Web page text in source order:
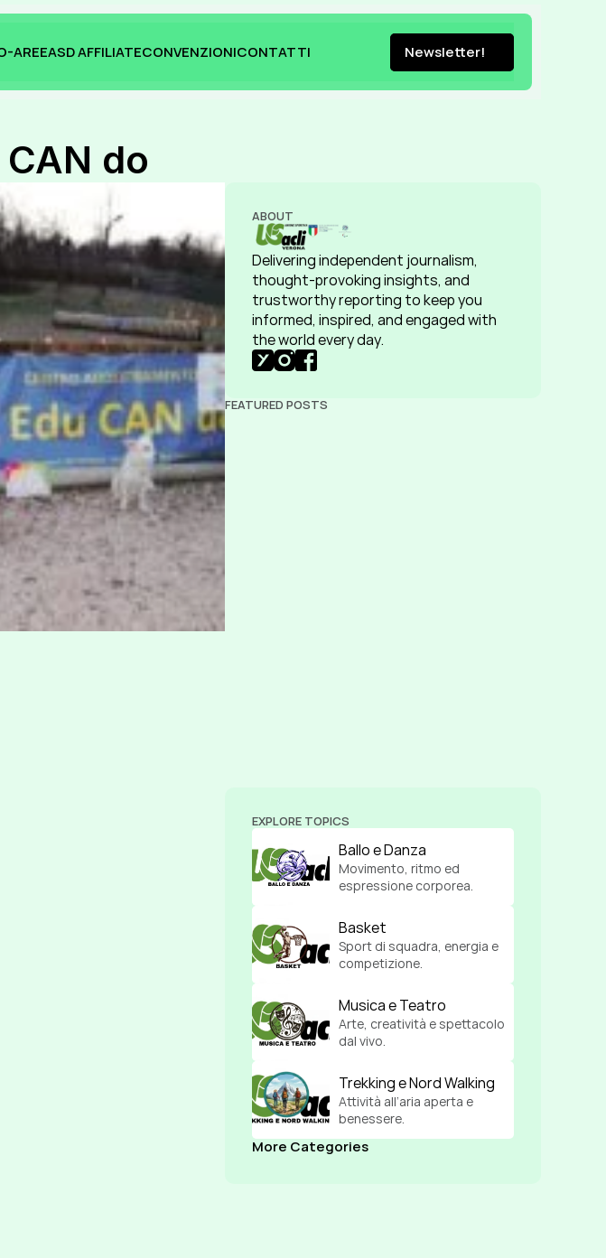
AREEASD AFFILIATECONVENZIONICONTATTI
Newsletter!
Newsletter!
do
ABOUT
Delivering independent journalism,
thought-provoking insights, and
trustworthy reporting to keep you
informed, inspired, and engaged with
the world every day.
FEATURED POSTS
EXPLORE TOPICS
Ballo e Danza
Movimento, ritmo ed
espressione corporea.
Basket
Sport di squadra, energia e
competizione.
Musica e Teatro
Arte, creatività e spettacolo
dal vivo.
Trekking e Nord Walking
Attività all’aria aperta e
benessere.
More Categories